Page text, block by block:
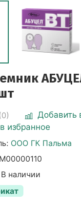
Добавить
избранное
ООО ГК Пальма
наличии